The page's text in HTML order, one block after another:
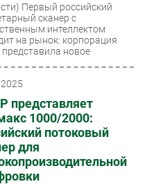
Первый российский
сканер с
интеллектом
на рынок: корпорация
новое
представляет
1000/2000:
потоковый
для